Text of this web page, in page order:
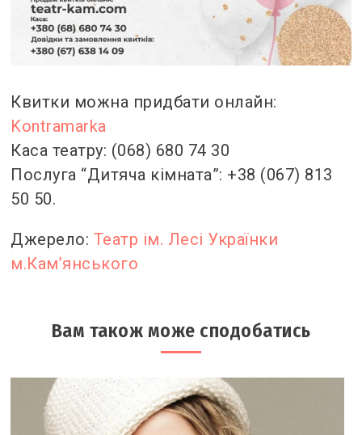
Квитки можна придбати онлайн:
Kontramarka
Каса театру: (068) 680 74 30
Послуга “Дитяча кімната”: +38 (067) 813
50 50.
Джерело: Театр ім. Лесі Українки
м.Кам’янського
Вам також може сподобатись